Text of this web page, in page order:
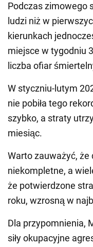
Podczas zimowego
ludzi niż w
kierunkach
miejsce w tygodniu
liczba ofiar
W styczniu-lutym
nie pobiła tego
szybko, a straty
miesiąc.
Warto zauważyć,
niekompletne, a
że potwierdzone
roku, wzrosną w
Dla przypomnienia,
siły okupacyjne